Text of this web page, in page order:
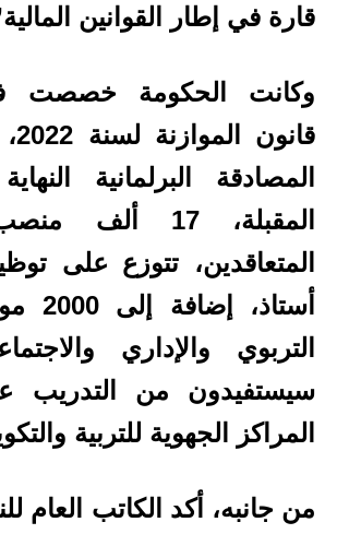
قارة في إطار القوانين
وكانت الحكومة خصصت
المصادقة البرلمانية
المقبلة، 17 ألف
التربوي والإداري
سيستفيدون من التدريب
المراكز الجهوية للتربية
من جانبه، أكد الكاتب العام